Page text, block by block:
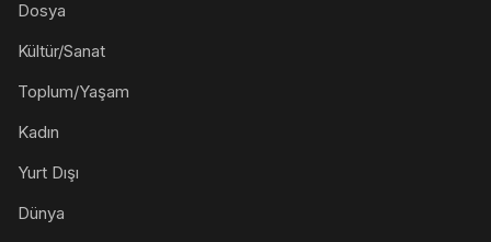
Dosya
Kültür/Sanat
Toplum/Yaşam
Kadın
Yurt Dışı
Dünya